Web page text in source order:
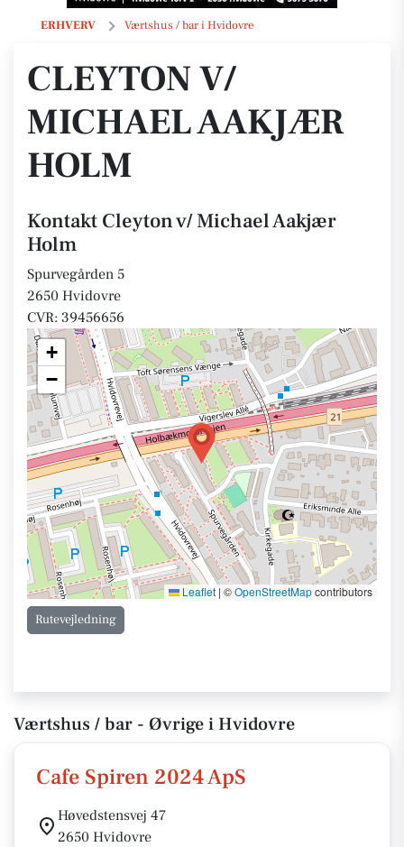
ERHVERV Værtshus / bar i Hvidovre
Cleyton v/ Michael Aakjær Holm
CLEYTON V/
MICHAEL AAKJÆR
HOLM
Kontakt Cleyton v/ Michael Aakjær
Holm
Spurvegården 5
2650 Hvidovre
CVR: 39456656
+
−
Leaflet | ©OpenStreetMapcontributors
Rutevejledning
Værtshus / bar - Øvrige i Hvidovre
Cafe Spiren 2024 ApS
Høvedstensvej 47
2650 Hvidovre